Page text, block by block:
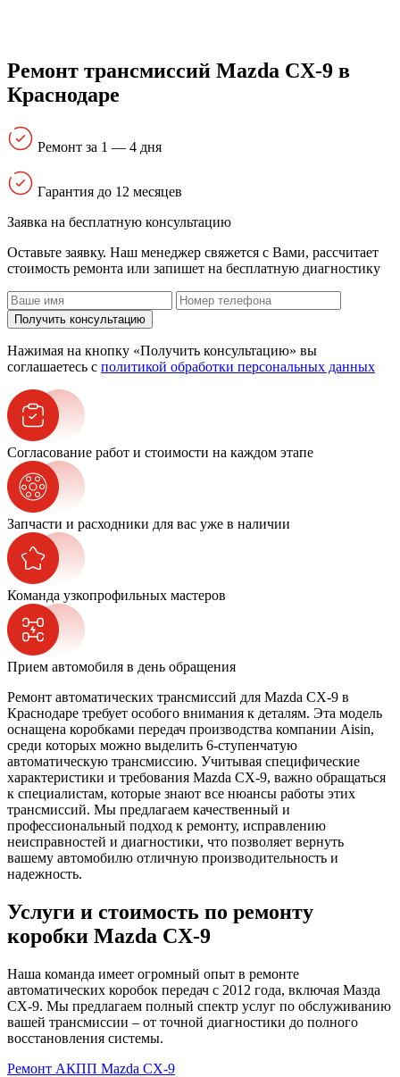
Ремонт трансмиссий Mazda CX-9 в
Краснодаре
Ремонт за 1 — 4 дня
Гарантия до 12 месяцев
Заявка на бесплатную консультацию
Оставьте заявку. Наш менеджер свяжется с Вами, расcчитает
стоимость ремонта или запишет на бесплатную диагностику
Получить консультацию
Нажимая на кнопку «Получить консультацию» вы
соглашаетесь с политикой обработки персональных данных
Согласование работ и стоимости на каждом этапе
Запчасти и расходники для вас уже в наличии
Команда узкопрофильных мастеров
Прием автомобиля в день обращения
Ремонт автоматических трансмиссий для Mazda CX-9 в
Краснодаре требует особого внимания к деталям. Эта модель
оснащена коробками передач производства компании Aisin,
среди которых можно выделить 6-ступенчатую
автоматическую трансмиссию. Учитывая специфические
характеристики и требования Mazda CX-9, важно обращаться
к специалистам, которые знают все нюансы работы этих
трансмиссий. Мы предлагаем качественный и
профессиональный подход к ремонту, исправлению
неисправностей и диагностики, что позволяет вернуть
вашему автомобилю отличную производительность и
надежность.
Услуги и стоимость по ремонту
коробки Mazda CX-9
Наша команда имеет огромный опыт в ремонте
автоматических коробок передач с 2012 года, включая Мазда
CX-9. Мы предлагаем полный спектр услуг по обслуживанию
вашей трансмиссии – от точной диагностики до полного
восстановления системы.
Ремонт АКПП Mazda CX-9